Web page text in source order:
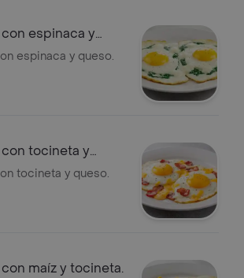
espinaca y
espinaca y queso.
tocineta y
tocineta y queso.
maíz y tocineta.